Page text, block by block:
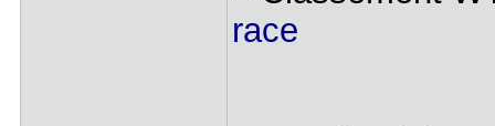
race